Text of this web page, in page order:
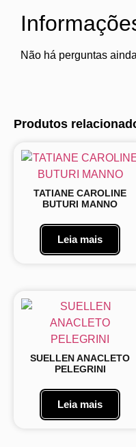
Não há perguntas
Produtos
TATIANE CAROLINE
BUTURI MANNO
Leia mais
SUELLEN ANACLETO
PELEGRINI
Leia mais